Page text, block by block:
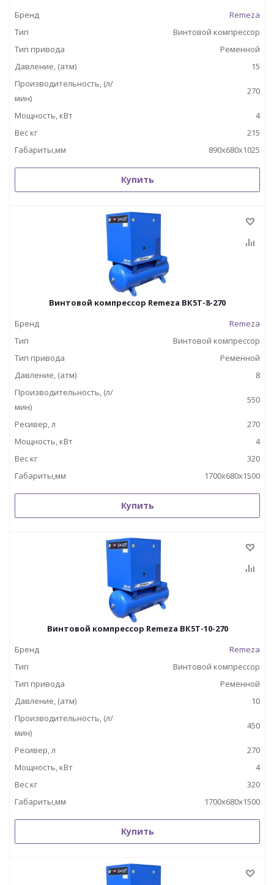
Бренд
Remeza
Тип
Винтовой компрессор
Тип привода
Ременной
Давление, (атм)
15
Производительность, (л/
мин)
270
Мощность, кВт
4
Вес кг
215
Габариты,мм
890х680х1025
Купить
Винтовой компрессор Remeza ВК5Т-8-270
Бренд
Remeza
Тип
Винтовой компрессор
Тип привода
Ременной
Давление, (атм)
8
Производительность, (л/
мин)
550
Ресивер, л
270
Мощность, кВт
4
Вес кг
320
Габариты,мм
1700х680х1500
Купить
Винтовой компрессор Remeza ВК5Т-10-270
Бренд
Remeza
Тип
Винтовой компрессор
Тип привода
Ременной
Давление, (атм)
10
Производительность, (л/
мин)
450
Ресивер, л
270
Мощность, кВт
4
Вес кг
320
Габариты,мм
1700х680х1500
Купить